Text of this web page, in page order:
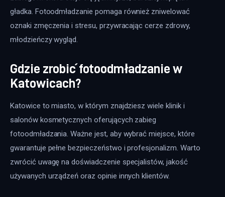
gładka. Fotoodmładzanie pomaga również zniwelować
oznaki zmęczenia i stresu, przywracając cerze zdrowy,
młodzieńczy wygląd.
Gdzie zrobić fotoodmładzanie w
Katowicach?
Katowice to miasto, w którym znajdziesz wiele klinik i
salonów kosmetycznych oferujących zabieg
fotoodmładzania. Ważne jest, aby wybrać miejsce, które
gwarantuje pełne bezpieczeństwo i profesjonalizm. Warto
zwrócić uwagę na doświadczenie specjalistów, jakość
używanych urządzeń oraz opinie innych klientów.